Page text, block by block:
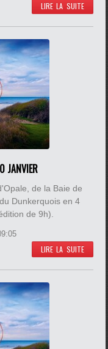
LIRE LA SUITE
JANVIER
de la Baie de
Dunkerquois en 4
de 9h).
LIRE LA SUITE